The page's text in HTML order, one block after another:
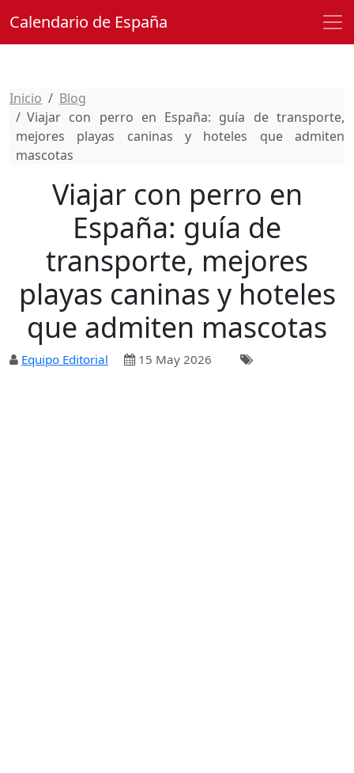
Calendario de España
Inicio
Blog
Viajar con perro en España: guía de transporte,
mejores playas caninas y hoteles que admiten
mascotas
Viajar con perro en
España: guía de
transporte, mejores
playas caninas y hoteles
que admiten mascotas
Equipo Editorial 15 May 2026